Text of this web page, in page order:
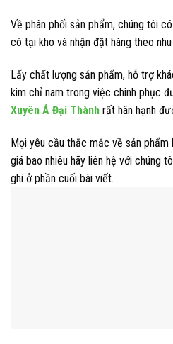
Về phân phối sản phẩm, chúng tôi
có tại kho và nhận đặt hàng theo
Lấy chất lượng sản phẩm, hỗ trợ
kim chỉ nam trong việc chinh phục
Xuyên Á Đại Thành rất hân hạnh
Mọi yêu cầu thắc mắc về sản phẩm
giá bao nhiêu hãy liên hệ với chúng
ghi ở phần cuối bài viết.